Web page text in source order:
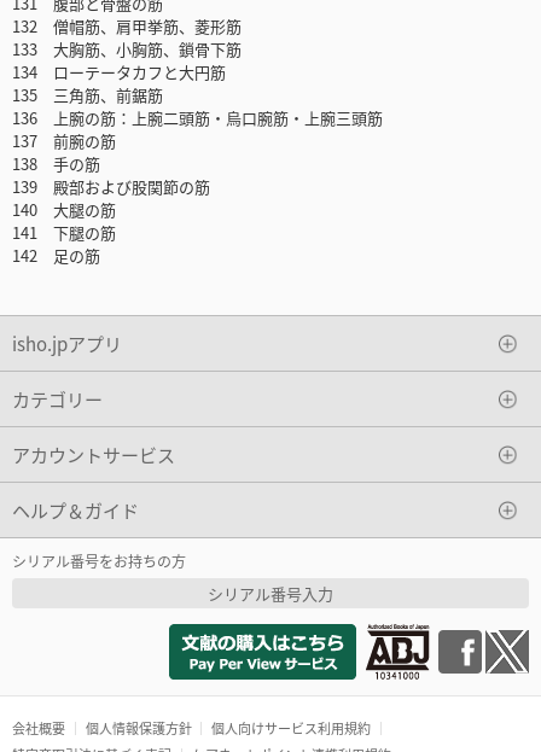
132 僧帽筋、肩甲挙筋、菱形筋
133 大胸筋、小胸筋、鎖骨下筋
134 ローテータカフと大円筋
135 三角筋、前鋸筋
136 上腕の筋：上腕二頭筋・烏口腕筋・上腕三頭筋
137 前腕の筋
138 手の筋
139 殿部および股関節の筋
140 大腿の筋
141 下腿の筋
142 足の筋
isho.jpアプリ
カテゴリー
アカウントサービス
ヘルプ＆ガイド
シリアル番号をお持ちの方
シリアル番号入力
会社概要 個人情報保護方針
個人向けサービス利用規約